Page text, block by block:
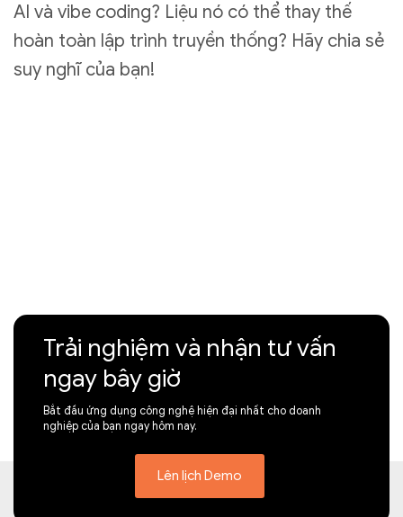
AI và vibe coding? Liệu nó có thể thay thế
hoàn toàn lập trình truyền thống? Hãy chia sẻ
suy nghĩ của bạn!
Trải nghiệm và nhận tư vấn
ngay bây giờ
Bắt đầu ứng dụng công nghệ hiện đại nhất cho doanh
nghiệp của bạn ngay hôm nay.
Lên lịch Demo